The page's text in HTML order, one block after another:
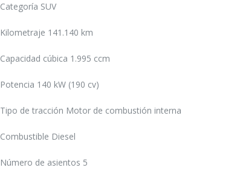
Categoría SUV
Kilometraje 141.140 km
Capacidad cúbica 1.995 ccm
Potencia 140 kW (190 cv)
Tipo de tracción Motor de combustión interna
Combustible Diesel
Número de asientos 5